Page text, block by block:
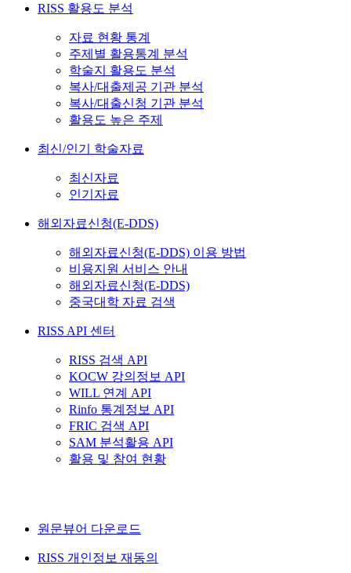
RISS 활용도 분석
자료 현황 통계
주제별 활용통계 분석
학술지 활용도 분석
복사/대출제공 기관 분석
복사/대출신청 기관 분석
활용도 높은 주제
최신/인기 학술자료
최신자료
인기자료
해외자료신청(E-DDS)
해외자료신청(E-DDS) 이용 방법
비용지원 서비스 안내
해외자료신청(E-DDS)
중국대학 자료 검색
RISS API 센터
RISS 검색 API
KOCW 강의정보 API
WILL 연계 API
Rinfo 통계정보 API
FRIC 검색 API
SAM 분석활용 API
활용 및 참여 현황
원문뷰어 다운로드
RISS 개인정보 재동의